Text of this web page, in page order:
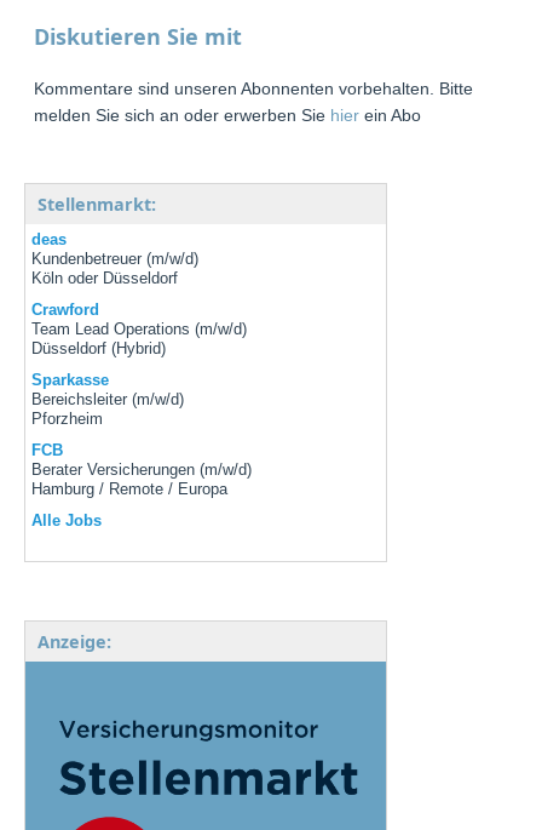
Diskutieren Sie mit
Kommentare sind unseren Abonnenten vorbehalten. Bitte
melden Sie sich an oder erwerben Sie hier ein Abo
Stellenmarkt:
deas
Kundenbetreuer (m/w/d)
Köln oder Düsseldorf
Crawford
Team Lead Operations (m/w/d)
Düsseldorf (Hybrid)
Sparkasse
Bereichsleiter (m/w/d)
Pforzheim
FCB
Berater Versicherungen (m/w/d)
Hamburg / Remote / Europa
Alle Jobs
Anzeige: